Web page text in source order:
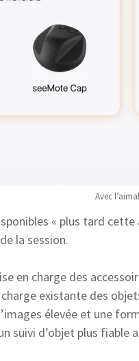
Avec
« plus tard cette
la session.
en charge des
existante des
élevée et une
suivi d’objet plus fiable